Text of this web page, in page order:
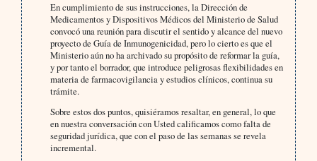
En cumplimiento de sus instrucciones, la Dirección de
Medicamentos y Dispositivos Médicos del Ministerio de Salud
convocó una reunión para discutir el sentido y alcance del nuevo
proyecto de Guía de Inmunogenicidad, pero lo cierto es que el
Ministerio aún no ha archivado su propósito de reformar la guía,
y por tanto el borrador, que introduce peligrosas flexibilidades en
materia de farmacovigilancia y estudios clínicos, continua su
trámite.
Sobre estos dos puntos, quisiéramos resaltar, en general, lo que
en nuestra conversación con Usted calificamos como falta de
seguridad jurídica, que con el paso de las semanas se revela
incremental.